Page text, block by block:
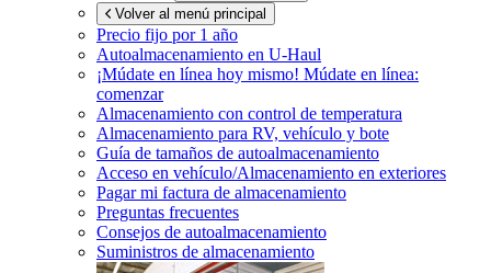
Volver al menú principal
Precio fijo por 1 año
Autoalmacenamiento en U-Haul
¡Múdate en línea hoy mismo! Múdate en línea:
comenzar
Almacenamiento con control de temperatura
Almacenamiento para RV, vehículo y bote
Guía de tamaños de autoalmacenamiento
Acceso en vehículo/Almacenamiento en exteriores
Pagar mi factura de almacenamiento
Preguntas frecuentes
Consejos de autoalmacenamiento
Suministros de almacenamiento